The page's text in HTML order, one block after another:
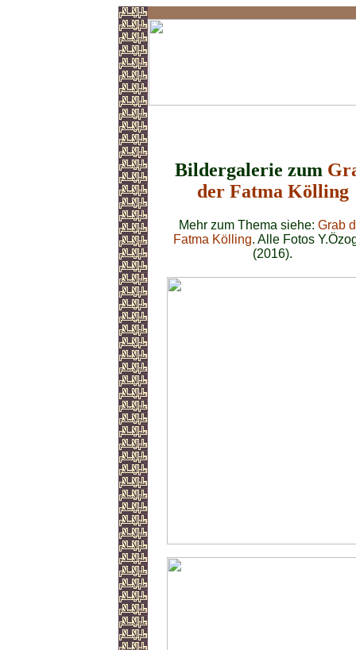
Bildergalerie zum
der Fatma Kölling
Mehr zum Thema siehe: Grab
Fatma Kölling. Alle Fotos
(2016).